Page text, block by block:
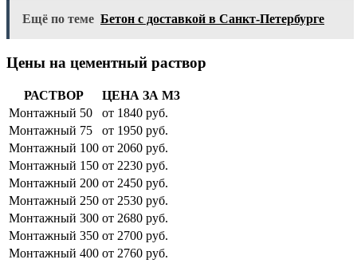
Ещё по теме Бетон с доставкой в Санкт-Петербурге
Цены на цементный раствор
РАСТВОР
ЦЕНА ЗА М3
Монтажный 50
от 1840 руб.
Монтажный 75
от 1950 руб.
Монтажный 100 от 2060 руб.
Монтажный 150 от 2230 руб.
Монтажный 200 от 2450 руб.
Монтажный 250 от 2530 руб.
Монтажный 300 от 2680 руб.
Монтажный 350 от 2700 руб.
Монтажный 400 от 2760 руб.